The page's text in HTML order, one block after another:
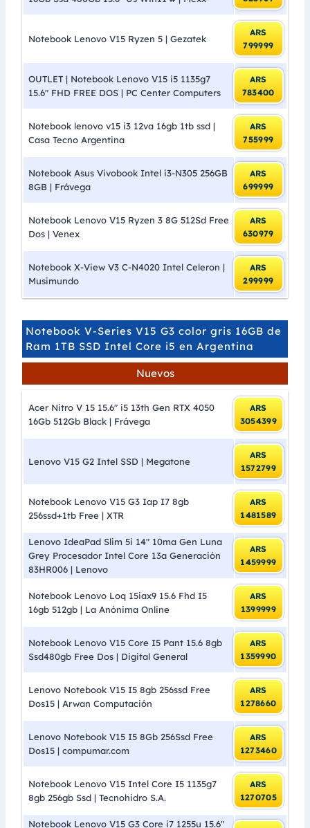
Notebook Lenovo V15 Ryzen 5 | Gezatek
ARS
799999
OUTLET | Notebook Lenovo V15 i5 1135g7
15.6″ FHD FREE DOS | PC Center Computers
ARS
783400
Notebook lenovo v15 i3 12va 16gb 1tb ssd |
Casa Tecno Argentina
ARS
755999
Notebook Asus Vivobook Intel i3-N305 256GB
8GB | Frávega
ARS
699999
Notebook Lenovo V15 Ryzen 3 8G 512Sd Free
Dos | Venex
ARS
630979
Notebook X-View V3 C-N4020 Intel Celeron |
Musimundo
ARS
299999
Notebook V-Series V15 G3 color gris 16GB de
Ram 1TB SSD Intel Core i5 en Argentina
Nuevos
Acer Nitro V 15 15.6″ i5 13th Gen RTX 4050
16Gb 512Gb Black | Frávega
ARS
3054399
Lenovo V15 G2 Intel SSD | Megatone
ARS
1572799
Notebook Lenovo V15 G3 Iap I7 8gb
256ssd+1tb Free | XTR
ARS
1481589
Lenovo IdeaPad Slim 5i 14″ 10ma Gen Luna
Grey Procesador Intel Core 13a Generación
83HR006 | Lenovo
ARS
1459999
Notebook Lenovo Loq 15iax9 15.6 Fhd I5
16gb 512gb | La Anónima Online
ARS
1399999
Notebook Lenovo V15 Core I5 Pant 15.6 8gb
Ssd480gb Free Dos | Digital General
ARS
1359990
Lenovo Notebook V15 I5 8gb 256ssd Free
Dos15 | Arwan Computación
ARS
1278660
Lenovo Notebook V15 I5 8Gb 256Ssd Free
Dos15 | compumar.com
ARS
1273460
Notebook Lenovo V15 Intel Core I5 1135g7
8gb 256gb Ssd | Tecnohidro S.A.
ARS
1270705
Notebook Lenovo V15 G3 Core i7 1255u 15.6″